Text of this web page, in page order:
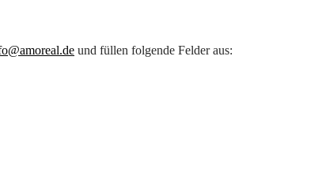
und füllen folgende Felder aus: